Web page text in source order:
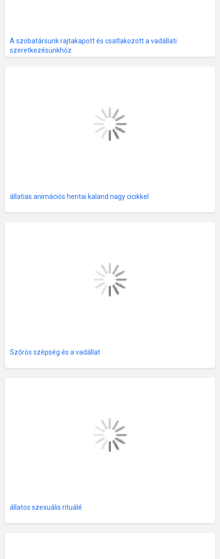
A szobatársunk rajtakapott és csatlakozott a vadállati
szeretkezésünkhöz
állatias animációs hentai kaland nagy cicikkel
Szőrös szépség és a vadállat
állatos szexuális rituálé